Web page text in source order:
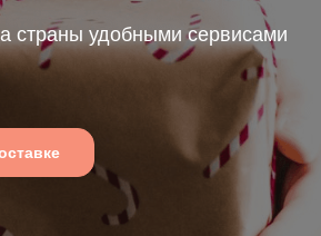
страны удобными сервисами